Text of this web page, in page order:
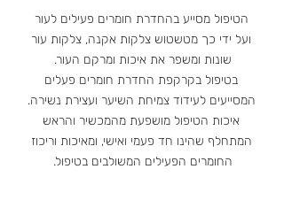
הטיפול מסייע בהחדרת חומרים פעילים לעור
ועל ידי כך מטשטוש צלקות אקנה, צלקות עור
שונות ומשפר את איכות ומרקם העור.
בטיפול בקרקפת החדרת חומרים פעלים
המסייעים לעידוד צמיחת השיער ועצירת נשירה.
איכות הטיפול מושפעת מהמכשיר והראש
המתחלף שהינו חד פעמי ואישי, ומאיכות וריכוז
החומרים הפעילים המשולבים בטיפול.